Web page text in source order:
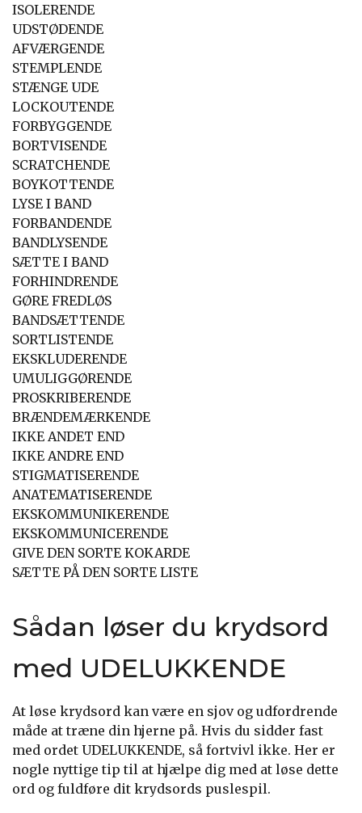
ISOLERENDE
UDSTØDENDE
AFVÆRGENDE
STEMPLENDE
STÆNGE UDE
LOCKOUTENDE
FORBYGGENDE
BORTVISENDE
SCRATCHENDE
BOYKOTTENDE
LYSE I BAND
FORBANDENDE
BANDLYSENDE
SÆTTE I BAND
FORHINDRENDE
GØRE FREDLØS
BANDSÆTTENDE
SORTLISTENDE
EKSKLUDERENDE
UMULIGGØRENDE
PROSKRIBERENDE
BRÆNDEMÆRKENDE
IKKE ANDET END
IKKE ANDRE END
STIGMATISERENDE
ANATEMATISERENDE
EKSKOMMUNIKERENDE
EKSKOMMUNICERENDE
GIVE DEN SORTE KOKARDE
SÆTTE PÅ DEN SORTE LISTE
Sådan løser du krydsord
med UDELUKKENDE
At løse krydsord kan være en sjov og udfordrende
måde at træne din hjerne på. Hvis du sidder fast
med ordet UDELUKKENDE, så fortvivl ikke. Her er
nogle nyttige tip til at hjælpe dig med at løse dette
ord og fuldføre dit krydsords puslespil.